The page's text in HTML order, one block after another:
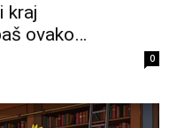
kraj
ovako…
0